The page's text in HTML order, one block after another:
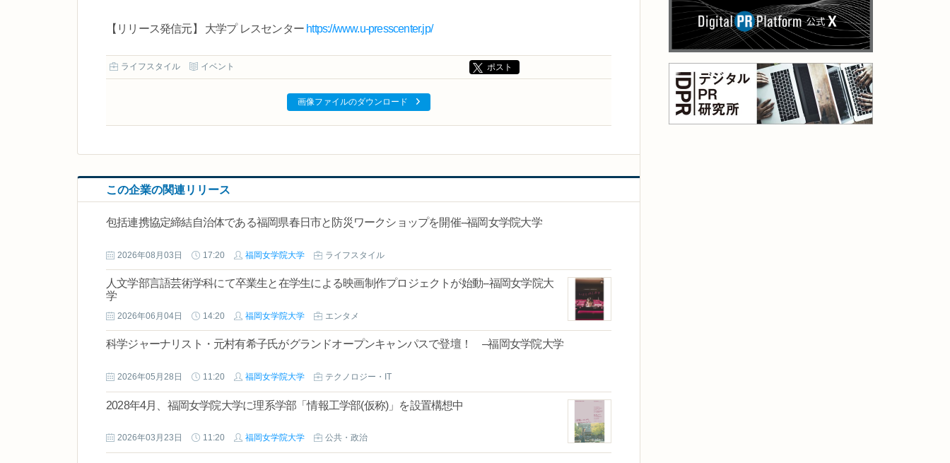
【リリース発信元】 大学プ レスセンター https://www.u-presscenter.jp/
ライフスタイル イベント ポスト
画像ファイルのダウンロード
この企業の関連リリース
包括連携協定締結自治体である福岡県春日市と防災ワークショップを開催--福岡女学院大学
2026年08月03日 17:20 福岡女学院大学 ライフスタイル
人文学部言語芸術学科にて卒業生と在学生による映画制作プロジェクトが始動--福岡女学院大
学
2026年06月04日 14:20 福岡女学院大学 エンタメ
科学ジャーナリスト・元村有希子氏がグランドオープンキャンパスで登壇！ –福岡女学院大学
2026年05月28日 11:20 福岡女学院大学 テクノロジー・IT
2028年4月、福岡女学院大学に理系学部「情報工学部(仮称)」を設置構想中
2026年03月23日 11:20 福岡女学院大学 公共・政治